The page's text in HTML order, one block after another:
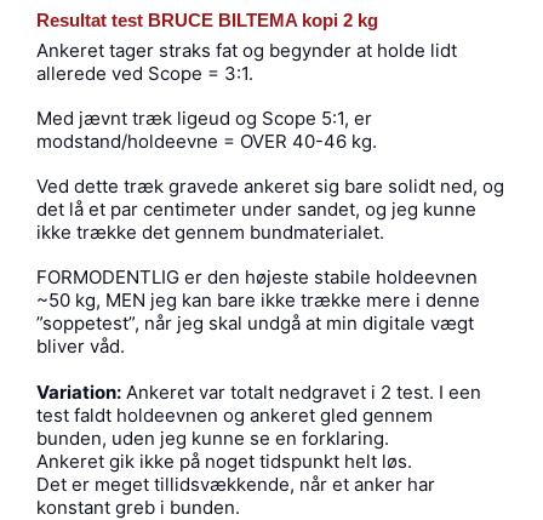
Resultat test BRUCE BILTEMA kopi 2 kg
Ankeret tager straks fat og begynder at holde lidt
allerede ved Scope = 3:1.
Med jævnt træk ligeud og Scope 5:1, er
modstand/holdeevne = OVER 40-46 kg.
Ved dette træk gravede ankeret sig bare solidt ned, og
det lå et par centimeter under sandet, og jeg kunne
ikke trække det gennem bundmaterialet.
FORMODENTLIG er den højeste stabile holdeevnen
~50 kg, MEN jeg kan bare ikke trække mere i denne
”soppetest”, når jeg skal undgå at min digitale vægt
bliver våd.
Variation: Ankeret var totalt nedgravet i 2 test. I een
test faldt holdeevnen og ankeret gled gennem
bunden, uden jeg kunne se en forklaring.
Ankeret gik ikke på noget tidspunkt helt løs.
Det er meget tillidsvækkende, når et anker har
konstant greb i bunden.